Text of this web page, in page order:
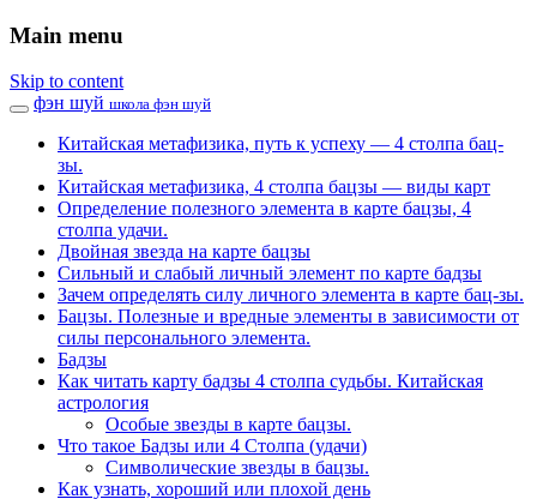
Main menu
Skip to content
фэн шуй школа фэн шуй
Китайская метафизика, путь к успеху — 4 столпа бац-
зы.
Китайская метафизика, 4 столпа бацзы — виды карт
Определение полезного элемента в карте бацзы, 4
столпа удачи.
Двойная звезда на карте бацзы
Сильный и слабый личный элемент по карте бадзы
Зачем определять силу личного элемента в карте бац-зы.
Бацзы. Полезные и вредные элементы в зависимости от
силы персонального элемента.
Бадзы
Как читать карту бадзы 4 столпа судьбы. Китайская
астрология
Особые звезды в карте бацзы.
Что такое Бадзы или 4 Столпа (удачи)
Символические звезды в бацзы.
Как узнать, хороший или плохой день